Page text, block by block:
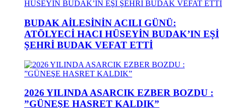
BUDAK AİLESİNİN ACILI GÜNÜ:
ATÖLYECİ HACI HÜSEYİN BUDAK’IN EŞİ
ŞEHRİ BUDAK VEFAT ETTİ
2026 YILINDA ASARCIK EZBER BOZDU :
”GÜNEŞE HASRET KALDIK”